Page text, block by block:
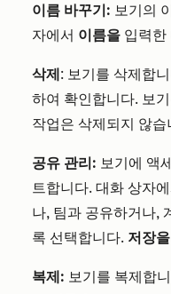
이름 바꾸기: 보기의
자에서 이름을 입력한
삭제: 보기를 삭제합
하여 확인합니다. 보
작업은 삭제되지 않습
공유 관리: 보기에 액
트합니다. 대화 상자
나, 팀과 공유하거나,
록 선택합니다. 저장을
복제: 보기를 복제합